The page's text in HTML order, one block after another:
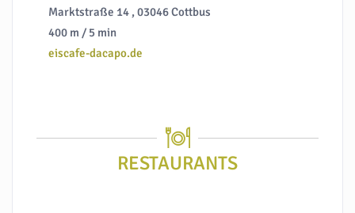
Marktstraße 14 , 03046 Cottbus
400 m / 5 min
eiscafe-dacapo.de
RESTAURANTS